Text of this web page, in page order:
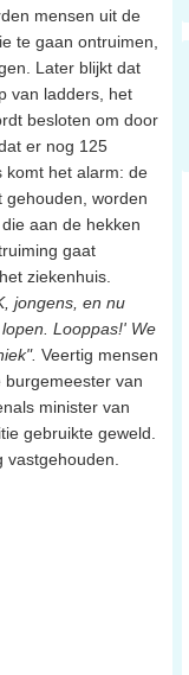
mensen uit de
te gaan ontruimen,
Later blijkt dat
van ladders, het
besloten om door
er nog 125
komt het alarm: de
gehouden, worden
aan de hekken
gaat
ziekenhuis.
jongens, en nu
Looppas!' We
Veertig mensen
van
minister van
gebruikte geweld.